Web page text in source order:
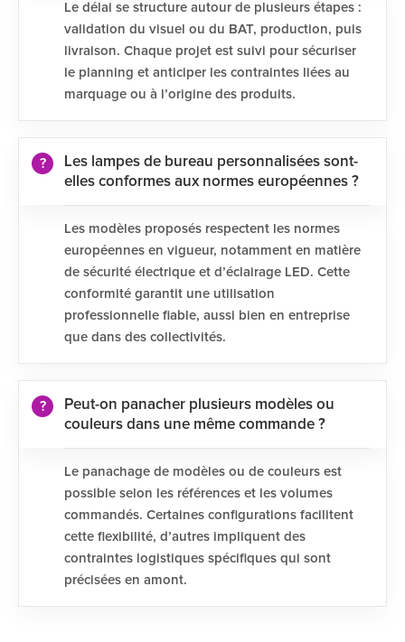
Le délai se structure autour de plusieurs étapes :
validation du visuel ou du BAT, production, puis
livraison. Chaque projet est suivi pour sécuriser
le planning et anticiper les contraintes liées au
marquage ou à l’origine des produits.
Les lampes de bureau personnalisées sont-
elles conformes aux normes européennes ?
Les modèles proposés respectent les normes
européennes en vigueur, notamment en matière
de sécurité électrique et d’éclairage LED. Cette
conformité garantit une utilisation
professionnelle fiable, aussi bien en entreprise
que dans des collectivités.
Peut-on panacher plusieurs modèles ou
couleurs dans une même commande ?
Le panachage de modèles ou de couleurs est
possible selon les références et les volumes
commandés. Certaines configurations facilitent
cette flexibilité, d’autres impliquent des
contraintes logistiques spécifiques qui sont
précisées en amont.